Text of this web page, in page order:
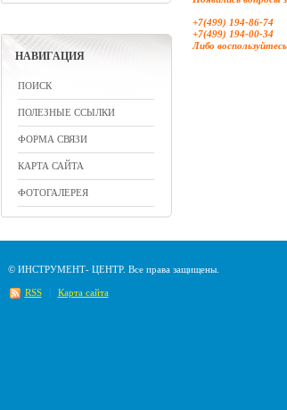
НАВИГАЦИЯ
ПОИСК
ПОЛЕЗНЫЕ ССЫЛКИ
ФОРМА СВЯЗИ
КАРТА САЙТА
ФОТОГАЛЕРЕЯ
+7(499) 194-86-74
+7(499) 194-00-34
Либо воспользуйтесь
© ИНСТРУМЕНТ- ЦЕНТР. Все права защищены.
RSS Карта сайта